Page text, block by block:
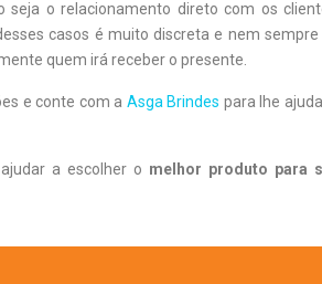
o relacionamento direto com os
casos é muito discreta e nem sempre
quem irá receber o presente.
e conte com a Asga Brindes para lhe
a escolher o melhor produto para